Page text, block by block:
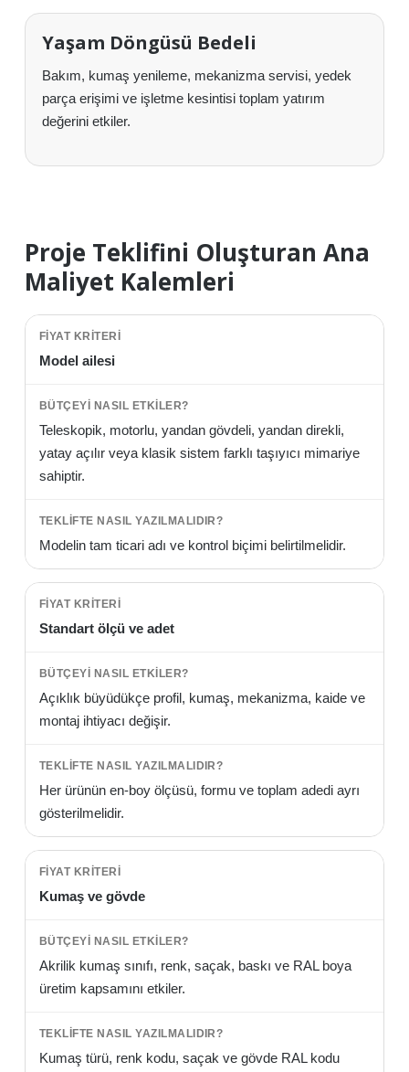
Yaşam Döngüsü Bedeli
Bakım, kumaş yenileme, mekanizma servisi, yedek
parça erişimi ve işletme kesintisi toplam yatırım
değerini etkiler.
Proje Teklifini Oluşturan Ana
Maliyet Kalemleri
Model ailesi
Teleskopik, motorlu, yandan gövdeli, yandan direkli,
yatay açılır veya klasik sistem farklı taşıyıcı mimariye
sahiptir.
Modelin tam ticari adı ve kontrol biçimi belirtilmelidir.
Standart ölçü ve adet
Açıklık büyüdükçe profil, kumaş, mekanizma, kaide ve
montaj ihtiyacı değişir.
Her ürünün en-boy ölçüsü, formu ve toplam adedi ayrı
gösterilmelidir.
Kumaş ve gövde
Akrilik kumaş sınıfı, renk, saçak, baskı ve RAL boya
üretim kapsamını etkiler.
Kumaş türü, renk kodu, saçak ve gövde RAL kodu